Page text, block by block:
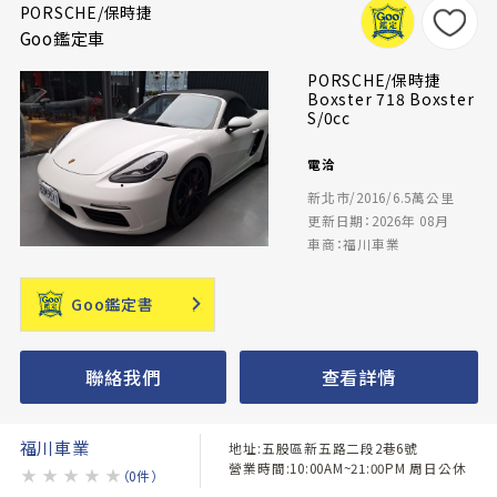
PORSCHE/保時捷
Goo鑑定車
PORSCHE/保時捷
Boxster 718 Boxster
S/0cc
電洽
新北市/2016/6.5萬公里
更新日期：2026年 08月
車商：福川車業
Goo鑑定書
聯絡我們 查看詳情
福川車業
★ ★ ★ ★ ★ （0件）
地址:五股區新五路二段2巷6號
營業時間:10:00AM~21:00PM 周日公休